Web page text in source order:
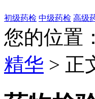
初级药检 中级药检 高级
您的位置：
精华 > 正